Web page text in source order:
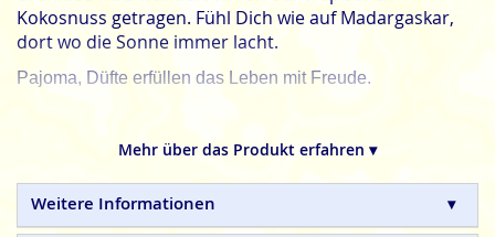
Kokosnuss getragen. Fühl Dich wie auf Madargaskar,
dort wo die Sonne immer lacht.
Pajoma, Düfte erfüllen das Leben mit Freude.
Qualitätskontrolle sorgt für einen unbeschwerten
Duftgenuss.
Mehr über das Produkt erfahren ▾
Weitere Informationen